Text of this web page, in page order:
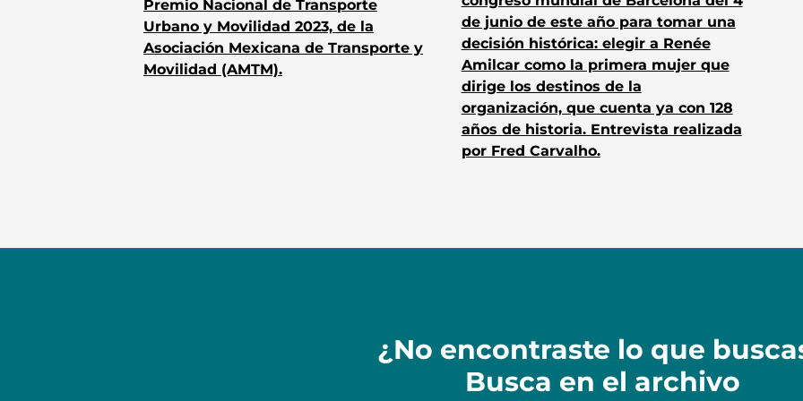
Premio Nacional de Transporte
Urbano y Movilidad 2023, de la
Asociación Mexicana de Transporte y
Movilidad (AMTM).
de junio de este año para tomar una
decisión histórica: elegir a Renée
Amilcar como la primera mujer que
dirige los destinos de la
organización, que cuenta ya con 128
años de historia. Entrevista realizada
por Fred Carvalho.
¿No encontraste lo que
Busca en el archivo